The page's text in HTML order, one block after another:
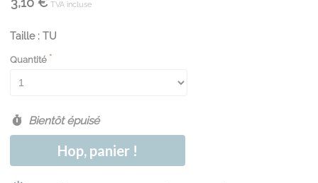
TVA incluse
Taille : TU
Quantité
Bientôt épuisé
Hop, panier !